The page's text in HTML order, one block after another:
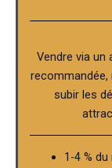
Vendre via
subir les
1-4 %